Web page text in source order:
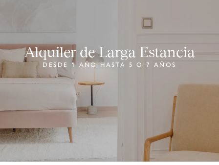
Alquiler de Larga Estancia
DESDE 1 AÑO HASTA 5 O 7 AÑOS